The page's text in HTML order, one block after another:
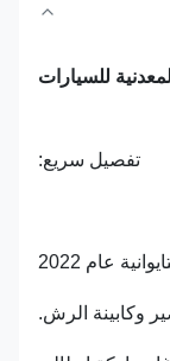
للسيارات
تفصيل سريع: